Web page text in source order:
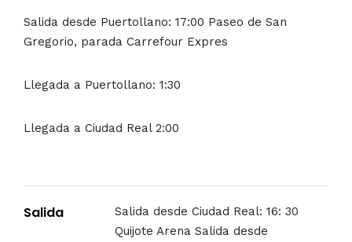
Salida desde Puertollano: 17:00 Paseo de San
Gregorio, parada Carrefour Expres
Llegada a Puertollano: 1:30
Llegada a Ciudad Real 2:00
Salida
Salida desde Ciudad Real: 16: 30
Quijote Arena Salida desde